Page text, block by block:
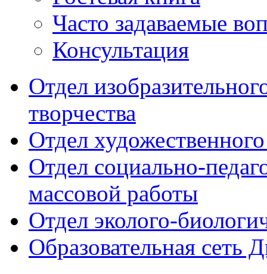
Часто задаваемые
Консультация
Отдел
творчества
Отдел
Отдел социально-
массовой работы
Отдел эколого-
Образовательная сеть